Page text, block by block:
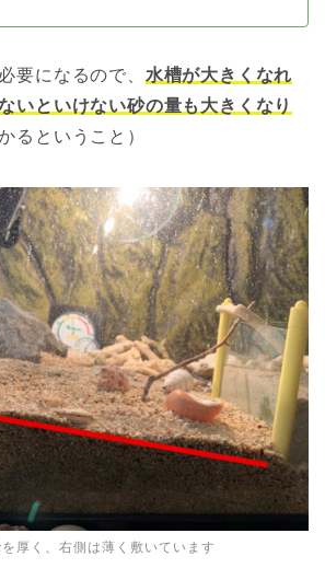
要になるので、 水槽が大きくなれ
いといけない砂の量も大きくなり
るということ）
厚く、右側は薄く敷いています